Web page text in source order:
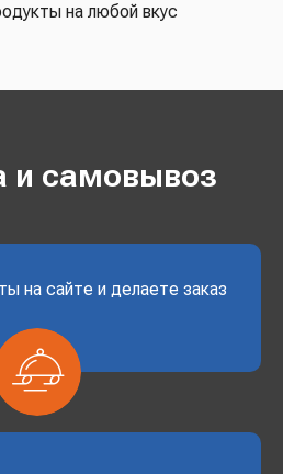
на любой вкус
и самовывоз
на сайте и делаете заказ